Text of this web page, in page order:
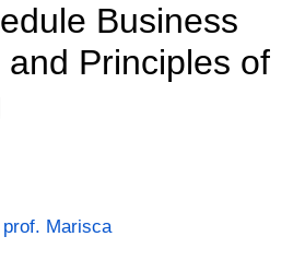
Business
and Principles of
Marisca